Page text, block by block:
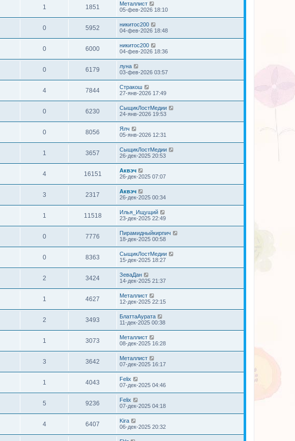
1 1851
Металлист
05-фев-2026 18:10
0 5952
никитос200
04-фев-2026 18:48
0 6000
никитос200
04-фев-2026 18:36
0 6179
луна
03-фев-2026 03:57
4 7844
Стракош
27-янв-2026 17:49
0 6230
СыщикЛостМедии
24-янв-2026 19:53
0 8056
Ялч
05-янв-2026 12:31
1 3657
СыщикЛостМедии
26-дек-2025 20:53
4 16151
Аквэч
26-дек-2025 07:07
3 2317
Аквэч
26-дек-2025 00:34
1 11518
Илья_Ищущий
23-дек-2025 22:49
0 7776
Пирамидныйкирпич
18-дек-2025 00:58
0 8363
СыщикЛостМедии
15-дек-2025 18:27
2 3424
ЗеваДан
14-дек-2025 21:37
1 4627
Металлист
12-дек-2025 22:15
2 3493
БлаттаАурата
11-дек-2025 00:38
1 3073
Металлист
08-дек-2025 16:28
3 3642
Металлист
07-дек-2025 16:17
1 4043
Felix
07-дек-2025 04:46
5 9236
Felix
07-дек-2025 04:18
4 6407
Kira
06-дек-2025 20:32